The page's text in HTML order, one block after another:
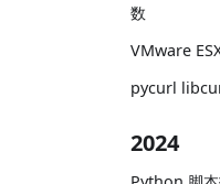
数
VMware
pycurl
2024